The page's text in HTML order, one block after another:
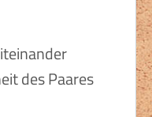
des Paares